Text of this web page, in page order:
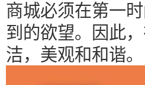
商城必须在第一
到的欲望。因此
洁，美观和和谐。